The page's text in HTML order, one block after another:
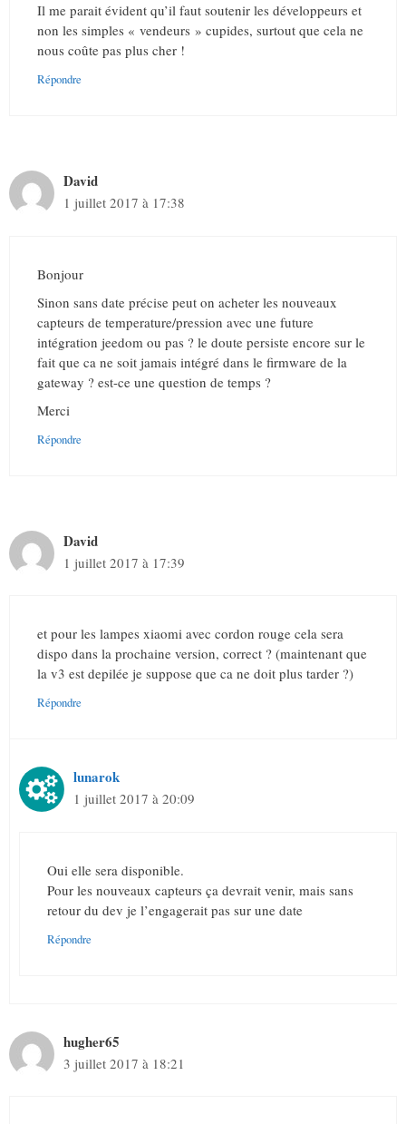
Il me parait évident qu’il faut soutenir les développeurs et
non les simples « vendeurs » cupides, surtout que cela ne
nous coûte pas plus cher !
Répondre
David
1 juillet 2017 à 17:38
Bonjour
Sinon sans date précise peut on acheter les nouveaux
capteurs de temperature/pression avec une future
intégration jeedom ou pas ? le doute persiste encore sur le
fait que ca ne soit jamais intégré dans le firmware de la
gateway ? est-ce une question de temps ?
Merci
Répondre
David
1 juillet 2017 à 17:39
et pour les lampes xiaomi avec cordon rouge cela sera
dispo dans la prochaine version, correct ? (maintenant que
la v3 est depilée je suppose que ca ne doit plus tarder ?)
Répondre
lunarok
1 juillet 2017 à 20:09
Oui elle sera disponible.
Pour les nouveaux capteurs ça devrait venir, mais sans
retour du dev je l’engagerait pas sur une date
Répondre
hugher65
3 juillet 2017 à 18:21